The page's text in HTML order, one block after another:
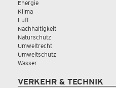
Energie
Klima
Luft
Nachhaltigkeit
Naturschutz
Umweltrecht
Umweltschutz
Wasser
VERKEHR & TECHNIK